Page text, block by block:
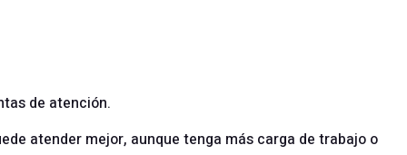
de atención.
atender mejor, aunque tenga más carga de trabajo o